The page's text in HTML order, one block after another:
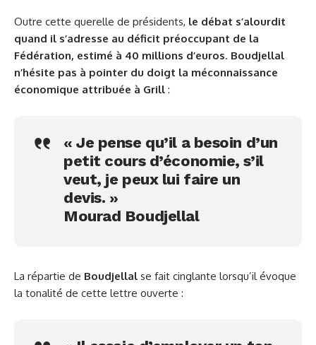
Outre cette querelle de présidents, le débat s’alourdit
quand il s’adresse au déficit préoccupant de la
Fédération, estimé à 40 millions d’euros. Boudjellal
n’hésite pas à pointer du doigt la méconnaissance
économique attribuée à Grill :
« Je pense qu’il a besoin d’un
petit cours d’économie, s’il
veut, je peux lui faire un
devis. »
Mourad Boudjellal
La répartie de Boudjellal se fait cinglante lorsqu’il évoque
la tonalité de cette lettre ouverte :